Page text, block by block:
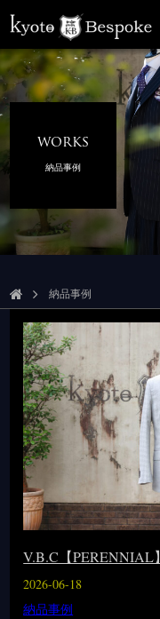
works
納品事例
納品事例
V.B.C【PERENNIAL】
2026-06-18
納品事例